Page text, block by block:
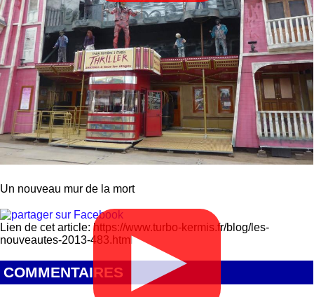
Un nouveau mur de la mort
▶
Lien de cet article: https://www.turbo-kermis.fr/blog/les-
nouveautes-2013-483.html
COMMENTAIRES